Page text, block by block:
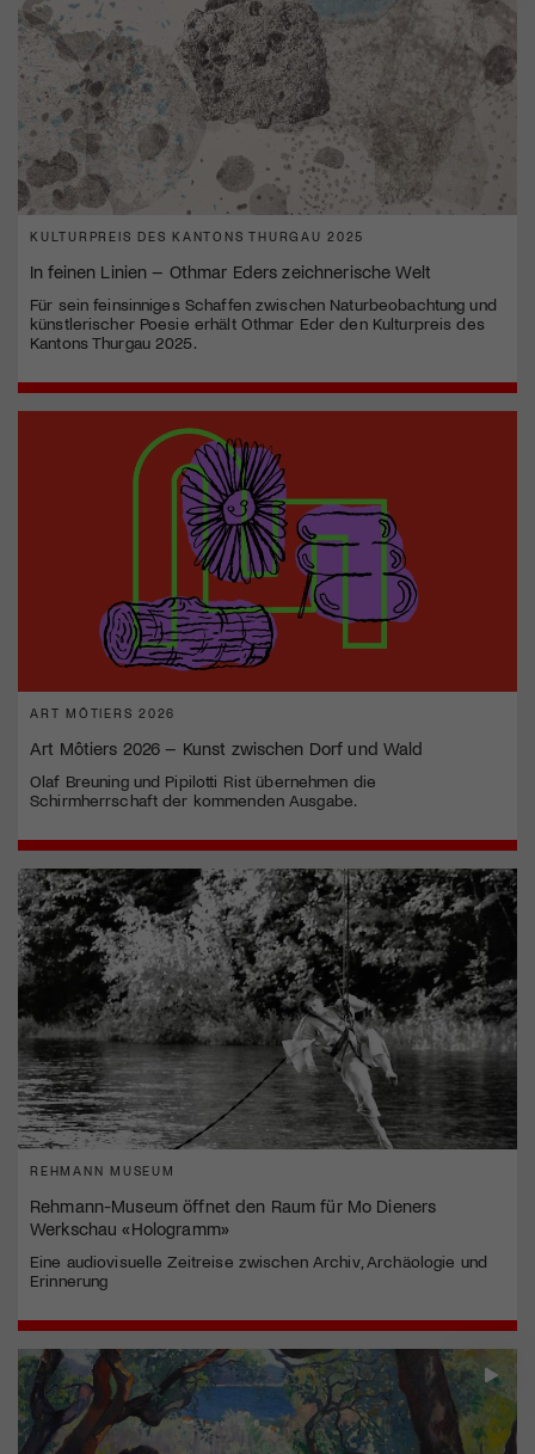
KULTURPREIS DES KANTONS THURGAU 2025
In feinen Linien – Othmar Eders zeichnerische Welt
Für sein feinsinniges Schaffen zwischen Naturbeobachtung und
künstlerischer Poesie erhält Othmar Eder den Kulturpreis des
Kantons Thurgau 2025.
ART MÔTIERS 2026
Art Môtiers 2026 – Kunst zwischen Dorf und Wald
Olaf Breuning und Pipilotti Rist übernehmen die
Schirmherrschaft der kommenden Ausgabe.
REHMANN MUSEUM
Rehmann-Museum öffnet den Raum für Mo Dieners
Werkschau «Hologramm»
Eine audiovisuelle Zeitreise zwischen Archiv, Archäologie und
Erinnerung